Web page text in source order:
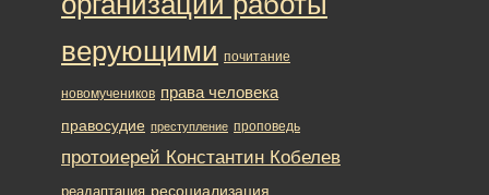
верующими почитание
новомучеников права человека
правосудие преступление проповедь
протоиерей Константин Кобелев
реадаптация ресоциализация